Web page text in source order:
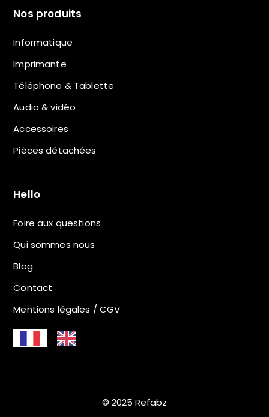
Nos produits
Informatique
Imprimante
Téléphone & Tablette
Audio & vidéo
Accessoires
Pièces détachées
Hello
Foire aux questions
Qui sommes nous
Blog
Contact
Mentions légales / CGV
© 2025 Refabz